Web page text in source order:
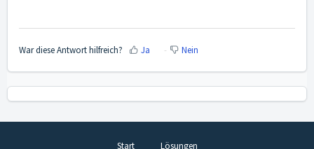
War diese Antwort hilfreich? Ja Nein
Start Lösungen